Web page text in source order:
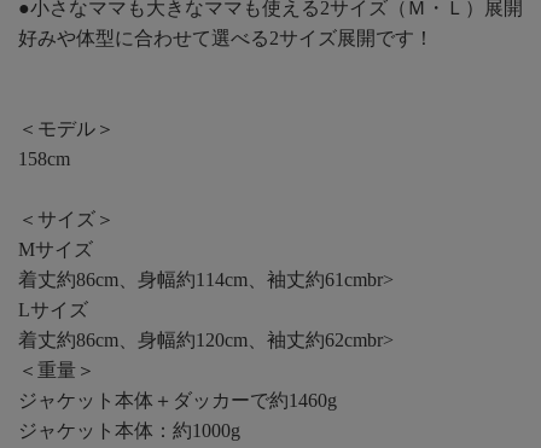
●小さなママも大きなママも使える2サイズ（Ｍ・Ｌ）展開
好みや体型に合わせて選べる2サイズ展開です！
＜モデル＞
158cm
＜サイズ＞
Mサイズ
着丈約86cm、身幅約114cm、袖丈約61cmbr>
Lサイズ
着丈約86cm、身幅約120cm、袖丈約62cmbr>
＜重量＞
ジャケット本体＋ダッカーで約1460g
ジャケット本体：約1000g